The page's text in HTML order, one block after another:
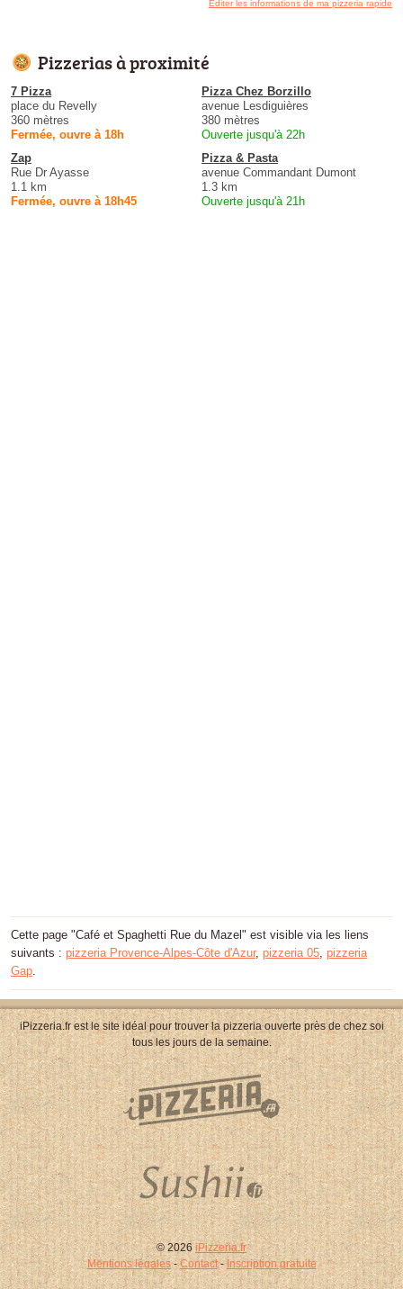
Éditer les informations de ma pizzeria rapide
Pizzerias à proximité
7 Pizza
place du Revelly
360 mètres
Fermée, ouvre à 18h
Pizza Chez Borzillo
avenue Lesdiguières
380 mètres
Ouverte jusqu'à 22h
Zap
Rue Dr Ayasse
1.1 km
Fermée, ouvre à 18h45
Pizza & Pasta
avenue Commandant Dumont
1.3 km
Ouverte jusqu'à 21h
Cette page "Café et Spaghetti Rue du Mazel" est visible via les liens
suivants : pizzeria Provence-Alpes-Côte d'Azur, pizzeria 05, pizzeria
Gap.
iPizzeria.fr est le site idéal pour trouver la pizzeria ouverte près de chez soi
tous les jours de la semaine.
© 2026 iPizzeria.fr
Mentions légales-Contact-Inscription gratuite